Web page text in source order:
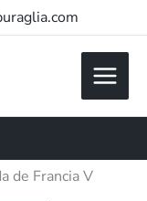
de Francia V